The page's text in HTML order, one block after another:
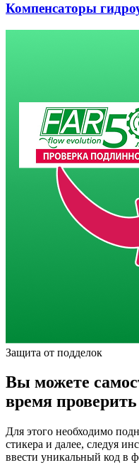
Компенсаторы
Защита от подделок
Вы можете
время
Для этого необходимо
стикера и далее, следуя
ввести уникальный код в